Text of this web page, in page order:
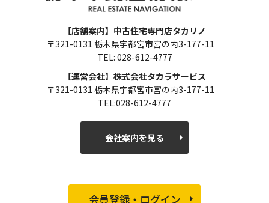
【店舗案内】中古住宅専門店タカリノ
〒321-0131 栃木県宇都宮市宮の内3-177-11
TEL: 028-612-4777
【運営会社】株式会社タカラサービス
〒321-0131 栃木県宇都宮市宮の内3-177-11
TEL:028-612-4777
会社案内を見る
会員登録・ログイン